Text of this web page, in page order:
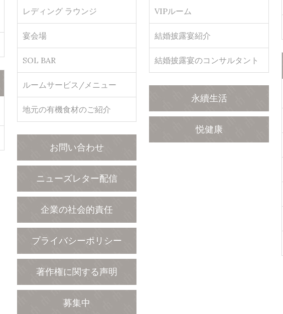
レディング ラウンジ
宴会場
SOL BAR
ルームサービス/メニュー
地元の有機食材のご紹介
VIPルーム
結婚披露宴紹介
結婚披露宴のコンサルタント
永續生活
悦健康
お問い合わせ
ニューズレター配信
企業の社会的責任
プライバシーポリシー
著作権に関する声明
募集中